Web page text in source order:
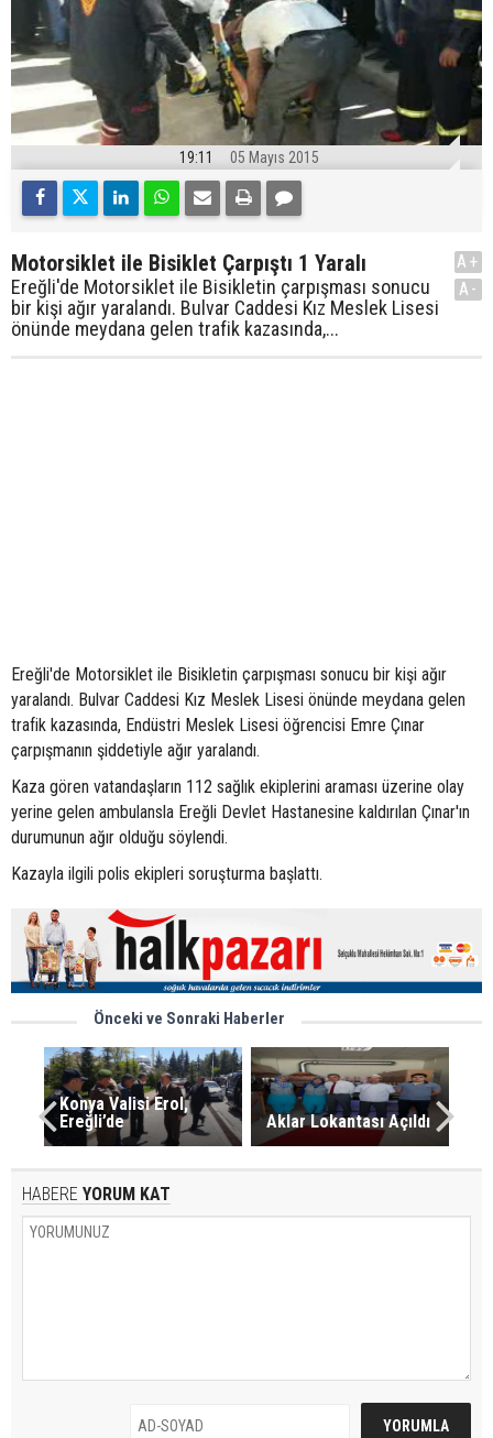
19:11 05 Mayıs 2015
Motorsiklet ile Bisiklet Çarpıştı 1 Yaralı
Ereğli'de Motorsiklet ile Bisikletin çarpışması sonucu
bir kişi ağır yaralandı. Bulvar Caddesi Kız Meslek Lisesi
önünde meydana gelen trafik kazasında,...
A+
A-
Ereğli'de Motorsiklet ile Bisikletin çarpışması sonucu bir kişi ağır
yaralandı. Bulvar Caddesi Kız Meslek Lisesi önünde meydana gelen
trafik kazasında, Endüstri Meslek Lisesi öğrencisi Emre Çınar
çarpışmanın şiddetiyle ağır yaralandı.
Kaza gören vatandaşların 112 sağlık ekiplerini araması üzerine olay
yerine gelen ambulansla Ereğli Devlet Hastanesine kaldırılan Çınar'ın
durumunun ağır olduğu söylendi.
Kazayla ilgili polis ekipleri soruşturma başlattı.
Önceki ve Sonraki Haberler
Konya Valisi Erol,
Ereğli’de
Aklar Lokantası Açıldı
HABERE YORUM KAT